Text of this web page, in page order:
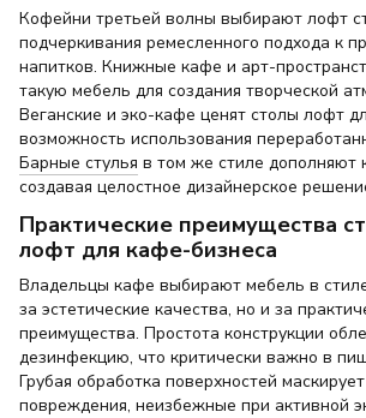
Кофейни третьей волны выбирают лофт
подчеркивания ремесленного подхода к
напитков. Книжные кафе и арт-
такую мебель для создания творческой
Веганские и эко-кафе ценят столы лофт
возможность использования
Барные стулья в том же стиле дополняют
создавая целостное дизайнерское
Практические преимущества
лофт для кафе-бизнеса
Владельцы кафе выбирают мебель в
за эстетические качества, но и за
преимущества. Простота конструкции
дезинфекцию, что критически важно в
Грубая обработка поверхностей
повреждения, неизбежные при активной